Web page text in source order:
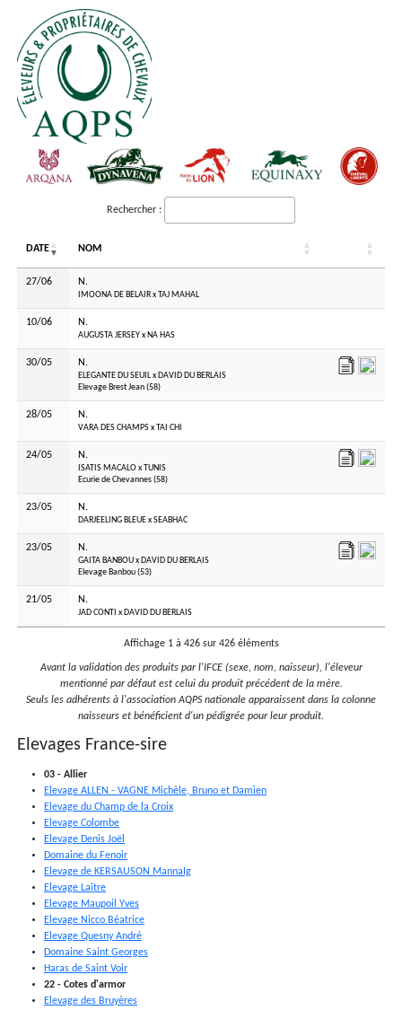
Rechercher :
DATE NOM
DATE NOM
27/06 N.
IMOONA DE BELAIR x TAJ MAHAL
10/06 N.
AUGUSTA JERSEY x NA HAS
30/05 N.
ELEGANTE DU SEUIL x DAVID DU BERLAIS
Elevage Brest Jean (58)
28/05 N.
VARA DES CHAMPS x TAI CHI
24/05 N.
ISATIS MACALO x TUNIS
Ecurie de Chevannes (58)
23/05 N.
DARJEELING BLEUE x SEABHAC
23/05 N.
GAITA BANBOU x DAVID DU BERLAIS
Elevage Banbou (53)
21/05 N.
JAD CONTI x DAVID DU BERLAIS
Ecurie de Chevannes (58)
AMAZONE MOME x NON RIEN DE RIEN
BLUE BERYL x MASKED MARVEL
15/05 N.
FRANCHISEE x KARAKTAR
Elevage de Chamoges (71)
15/05 N.
AUTRE MER x TUNIS
Elevage Juhen Cypres Michèle (58)
14/05 N.
VIOLETA SONG x PRETTY TIGER
Elevage ALLEN - VAGNE Michèle, Bruno et Damien (03)
13/05
UNEKAINA x MONDIALISTE
Haras de Longechaux (25)
13/05 N.
DESIDERIA x DAVID DU BERLAIS
Affichage 1 à 426 sur 426 éléments
Avant la validation des produits par l'IFCE (sexe, nom, naisseur), l'éleveur
mentionné par défaut est celui du produit précédent de la mère.
Seuls les adhérents à l'association AQPS nationale apparaissent dans la colonne
naisseurs et bénéficient d'un pédigrée pour leur produit.
Elevages France-sire
03 - Allier
Elevage ALLEN - VAGNE Michèle, Bruno et Damien
Elevage du Champ de la Croix
Elevage Colombe
Elevage Denis Joël
Domaine du Fenoir
Elevage de KERSAUSON MannaIg
Elevage Laitre
Elevage Maupoil Yves
Elevage Nicco Béatrice
Elevage Quesny André
Domaine Saint Georges
Haras de Saint Voir
22 - Cotes d'armor
Elevage des Bruyères